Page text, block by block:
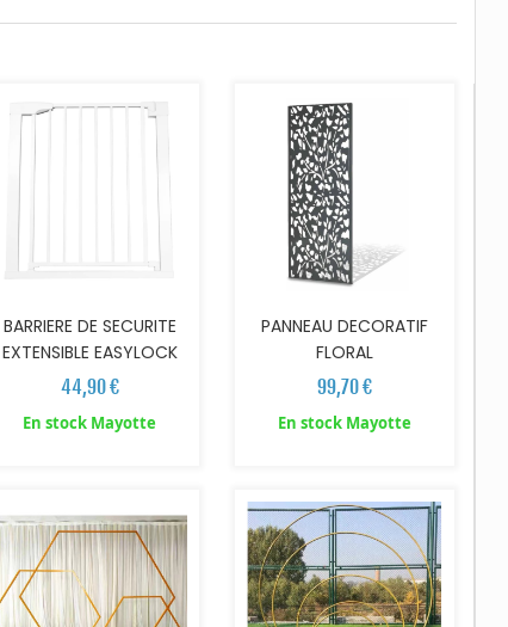
BARRIERE DE SECURITE
EXTENSIBLE EASYLOCK
44,90 €
En stock Mayotte
PANNEAU DECORATIF
FLORAL
99,70 €
En stock Mayotte
AJOUTER AU PANIER AJOUTER AU PANIER